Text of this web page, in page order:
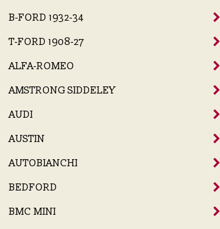
B-FORD 1932-34
T-FORD 1908-27
ALFA-ROMEO
AMSTRONG SIDDELEY
AUDI
AUSTIN
AUTOBIANCHI
BEDFORD
BMC MINI